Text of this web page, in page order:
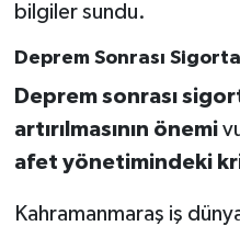
bilgiler sundu.
Deprem Sonrası
Deprem sonrası
artırılmasının önemi
afet yönetimindeki
Kahramanmaraş iş
HABERDE İNSAN